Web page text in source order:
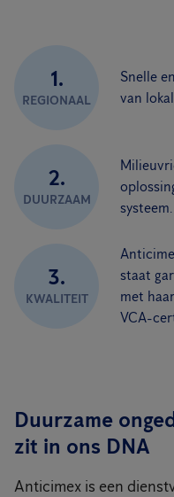
1.
REGIONAAL
Snelle
van
2.
DUURZAAM
systeem.
3.
KWALITEIT
staat
met
VCA-
Duurzame
zit in ons DNA
Anticimex is een